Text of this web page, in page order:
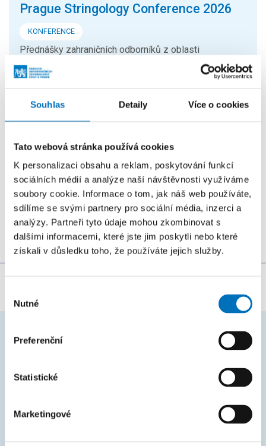
Souhlas Detaily Více o cookies
Tato webová stránka používá cookies
K personalizaci obsahu a reklam, poskytování funkcí
sociálních médií a analýze naší návštěvnosti využíváme
soubory cookie. Informace o tom, jak náš web používáte,
sdílíme se svými partnery pro sociální média, inzerci a
analýzy. Partneři tyto údaje mohou zkombinovat s
dalšími informacemi, které jste jim poskytli nebo které
získali v důsledku toho, že používáte jejich služby.
souhlasu
Nutné
Preferenční
Statistické
Marketingové
Prague Stringology Conference 2026
KONFERENCE
Přednášky zahraničních odborníků z oblasti
stringologie a dalších příbuzných témat si můžete
přijít poslechnout na mezinárodní...
26. 8. – 27. 8. 2026
KONFERENCE
StringMasters sdružuje výzkumné pracovníky v oblasti
řetězcových algoritmů na všech úrovních (starší,
mladší a zejména...
Harmonogram akademického roku
Průvodce studiem